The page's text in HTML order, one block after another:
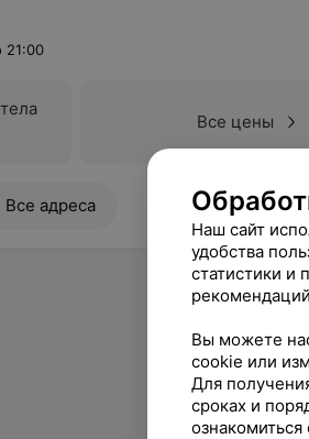
21:00
Все цены
Все адреса
Наш сайт
удобства
статистики и
Вы можете
cookie или
Для
сроках и